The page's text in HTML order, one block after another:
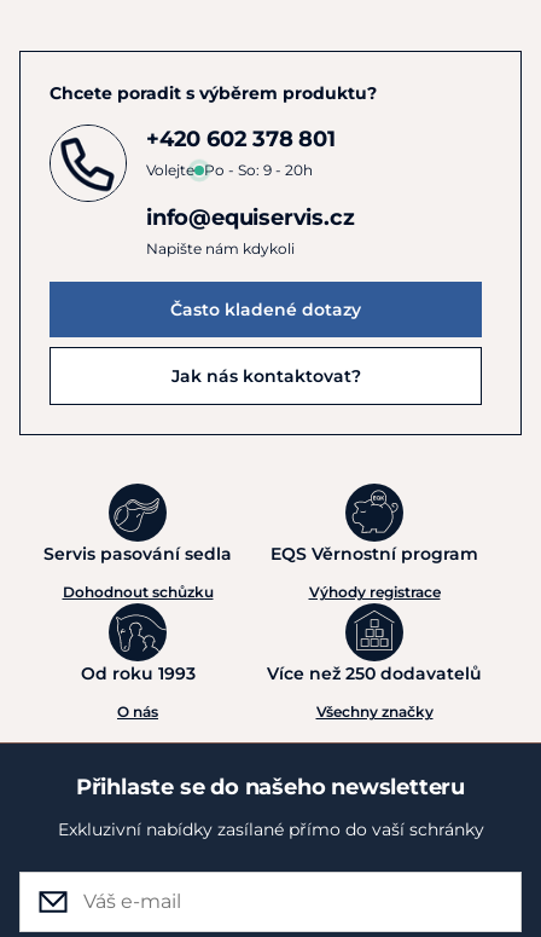
Chcete poradit s výběrem produktu?
+420 602 378 801
Volejte Po - So: 9 - 20h
info@equiservis.cz
Napište nám kdykoli
Často kladené dotazy
Jak nás kontaktovat?
Servis pasování sedla
Dohodnout schůzku
EQS Věrnostní program
Výhody registrace
Od roku 1993
O nás
Více než 250 dodavatelů
Všechny značky
Přihlaste se do našeho newsletteru
Exkluzivní nabídky zasílané přímo do vaší schránky